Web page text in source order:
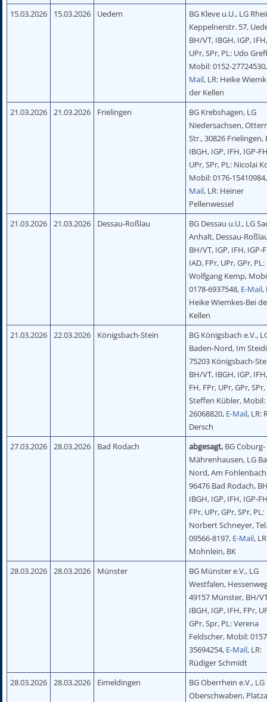
15.03.2026
15.03.2026 Uedem
BG Kleve u.U., LG
Keppelnerstr. 57,
BH/VT, IBGH, IGP,
UPr, SPr, PL: Udo
Mobil: 0152-
Mail, LR: Heike
der Kellen
21.03.2026
21.03.2026 Frielingen
BG Krebshagen, LG
Niedersachsen,
Str., 30826 Frielingen,
IBGH, IGP, IFH, IGP-
UPr, SPr, PL: Nicolai
Mobil: 0176-
Mail, LR: Heiner
Pellenwessel
21.03.2026
21.03.2026 Dessau-Roßlau
BG Dessau u.U., LG
Anhalt, Dessau-
BH/VT, IGP, IFH, IGP-
IAD, FPr, UPr, GPr, PL:
Wolfgang Kemp,
0178-6937548, E-Mail,
Heike Wiemkes-Bei
Kellen
21.03.2026
22.03.2026 Königsbach-Stein
BG Königsbach e.V.,
Baden-Nord, Im
75203 Königsbach-
BH/VT, IBGH, IGP,
FH, FPr, UPr, GPr,
Steffen Kübler, Mobil:
26068820, E-Mail, LR:
Dersch
27.03.2026
28.03.2026 Bad Rodach abgesagt, BG Coburg-
Mährenhausen, LG
Nord, Am
96476 Bad Rodach,
IBGH, IGP, IFH, IGP-
FPr, UPr, GPr, SPr, PL:
Norbert Schneyer,
09566-8197, E-Mail,
Mohnlein, BK
28.03.2026
28.03.2026 Münster
BG Münster e.V., LG
Westfalen,
49157 Münster, BH/
IBGH, IGP, IFH, FPr,
GPr, Spr, PL: Verena
Feldscher, Mobil:
35694254, E-Mail, LR:
Rüdiger Schmidt
28.03.2026
28.03.2026 Eimeldingen
BG Oberrhein e.V., LG
Oberschwaben,